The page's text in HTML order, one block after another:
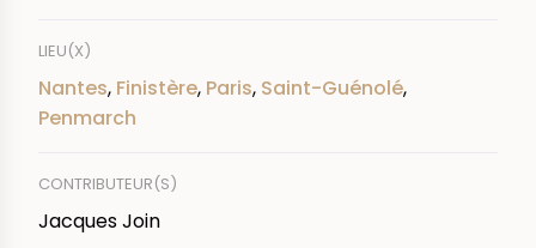
LIEU(X)
Nantes, Finistère, Paris, Saint-Guénolé,
Penmarch
CONTRIBUTEUR(S)
Jacques Join